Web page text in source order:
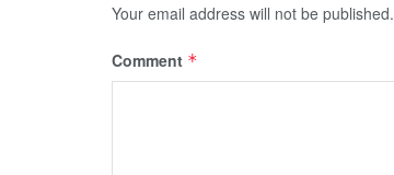
Your email address will not be published.
Comment *